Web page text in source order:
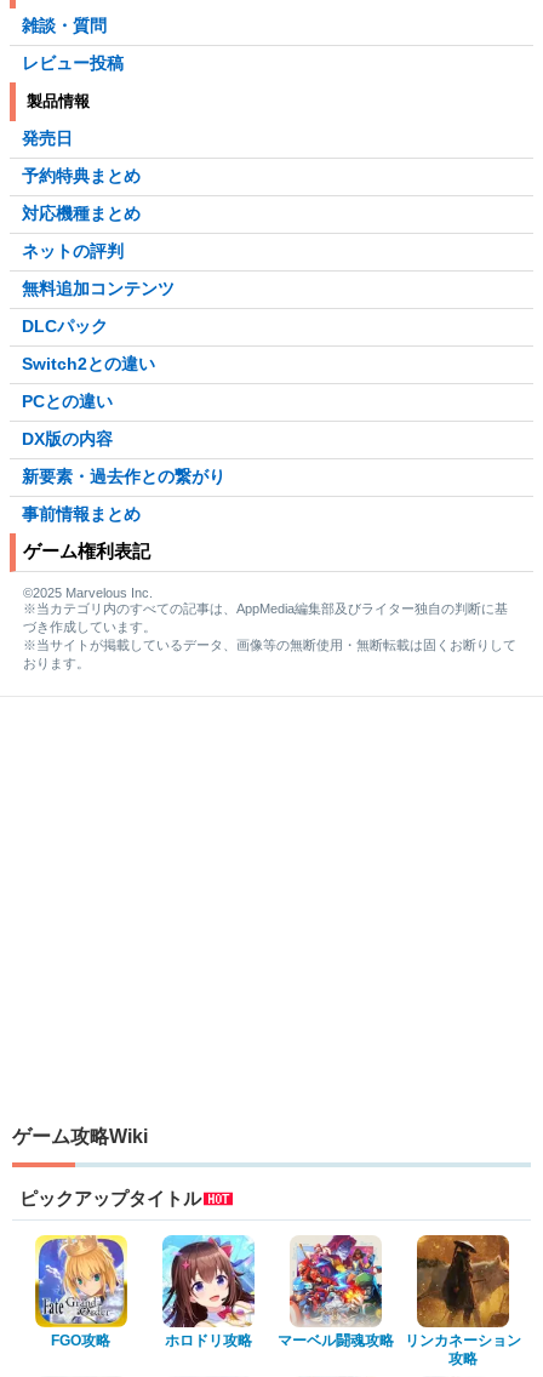
雑談・質問
レビュー投稿
製品情報
発売日
予約特典まとめ
対応機種まとめ
ネットの評判
無料追加コンテンツ
DLCパック
Switch2との違い
PCとの違い
DX版の内容
新要素・過去作との繋がり
事前情報まとめ
ゲーム権利表記
©2025 Marvelous Inc.
※当カテゴリ内のすべての記事は、AppMedia編集部及びライター独自の判断に基
づき作成しています。
※当サイトが掲載しているデータ、画像等の無断使用・無断転載は固くお断りして
おります。
ゲーム攻略Wiki
ピックアップタイトル
FGO攻略 ホロドリ攻略 マーベル闘魂攻略
リンカネーション
攻略